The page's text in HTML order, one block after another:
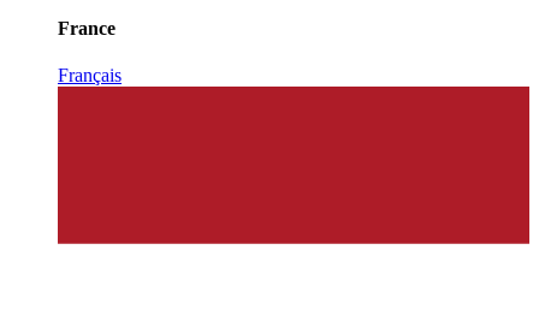
France
Français